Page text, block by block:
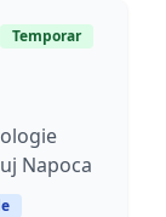
Temporar
Napoca